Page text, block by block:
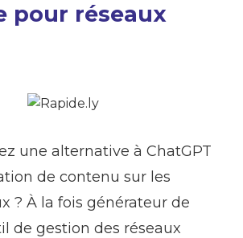
pour réseaux
une alternative à ChatGPT
de contenu sur les
? À la fois générateur de
de gestion des réseaux